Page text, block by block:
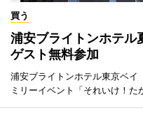
買う
浦安ブライトンホテル
ゲスト無料参加
浦安ブライトンホテル東京ベイ
ミリーイベント「それいけ！た